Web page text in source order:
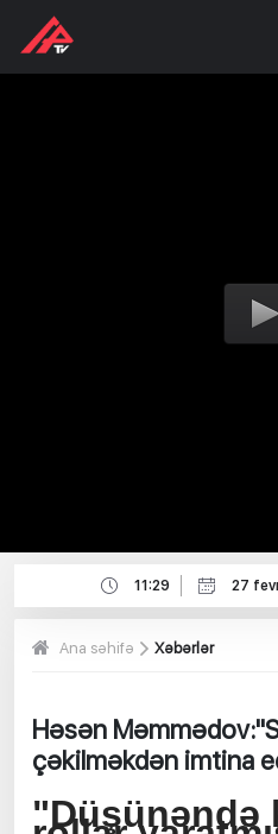
11:29 27
Ana səhifə Xəbərlər
Həsən
çəkilməkdən imtina
"Düşünəndə